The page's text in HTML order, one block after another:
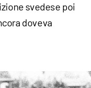
svedese poi
doveva